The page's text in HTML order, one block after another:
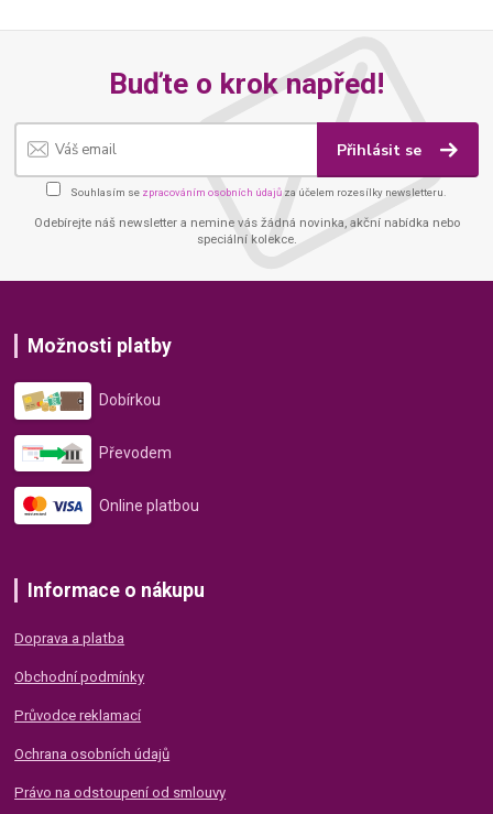
Buďte o krok napřed!
Přihlásit se
Souhlasím se zpracováním osobních údajů za účelem rozesílky newsletteru.
Odebírejte náš newsletter a nemine vás žádná novinka, akční nabídka nebo
speciální kolekce.
Možnosti platby
Dobírkou
Převodem
Online platbou
Informace o nákupu
Doprava a platba
Obchodní podmínky
Průvodce reklamací
Ochrana osobních údajů
Právo na odstoupení od smlouvy